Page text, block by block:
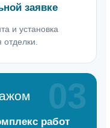
заявке
и установка
03
работ